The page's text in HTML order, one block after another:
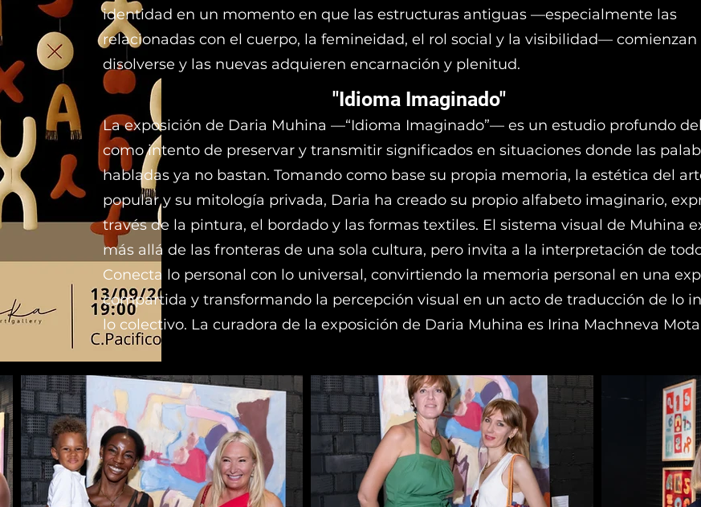
identidad en un momento en que las estructuras antiguas —especialmente las
relacionadas con el cuerpo, la femineidad, el rol social y la visibilidad— comienzan
disolverse y las nuevas adquieren encarnación y plenitud.
"Idioma Imaginado"
La exposición de Daria Muhina —“Idioma Imaginado”— es un estudio profundo
como intento de preservar y transmitir significados en situaciones donde las
habladas ya no bastan. Tomando como base su propia memoria, la estética del
popular y su mitología privada, Daria ha creado su propio alfabeto imaginario,
través de la pintura, el bordado y las formas textiles. El sistema visual de Muhina
más allá de las fronteras de una sola cultura, pero invita a la interpretación de
Conecta lo personal con lo universal, convirtiendo la memoria personal en una
compartida y transformando la percepción visual en un acto de traducción de lo
lo colectivo. La curadora de la exposición de Daria Muhina es Irina Machneva